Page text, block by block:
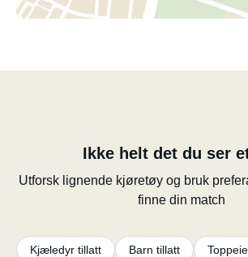
Ikke helt det du ser
Utforsk lignende kjøretøy og bruk
finne din match
Kjæledyr tillatt Barn tillatt